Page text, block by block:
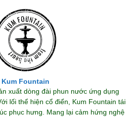
Kum Fountain
xuất dòng đài phun nước ứng dụng
lối thể hiện cổ điển, Kum Fountain tái
phục hưng. Mang lại cảm hứng nghệ